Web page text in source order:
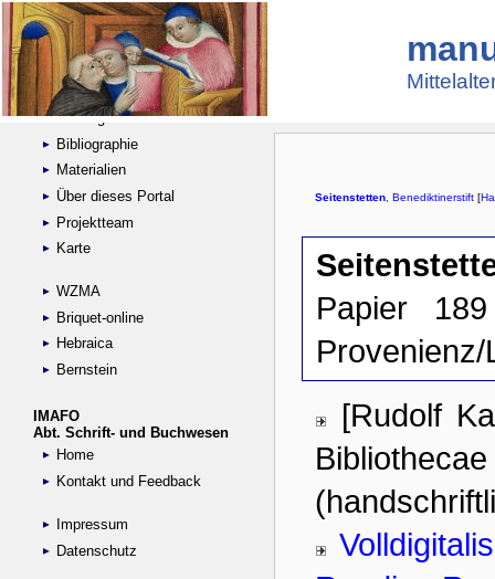
Suche
Handschriftensammlungen
Digitalisierte Handschriften
Kataloge
Bibliographie
Materialien
Über dieses Portal
Projektteam
Karte
WZMA
Briquet-online
Hebraica
Bernstein
IMAFO
Abt. Schrift- und Buchwesen
Home
Kontakt und Feedback
Impressum
Datenschutz